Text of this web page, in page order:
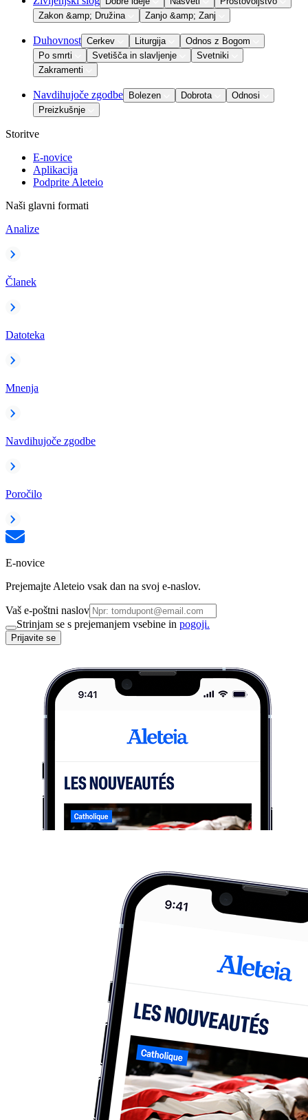
Zakon &amp; Družina
Zanjo &amp; Zanj
Duhovnost Cerkev Liturgija
Odnos z Bogom
Po smrti
Svetišča in slavljenje
Svetniki
Zakramenti
Navdihujoče zgodbe Bolezen Dobrota
Odnosi
Preizkušnje
Storitve
E-novice
Aplikacija
Podprite Aleteio
Naši glavni formati
Analize
Članek
Datoteka
Mnenja
Navdihujoče zgodbe
Poročilo
E-novice
Prejemajte Aleteio vsak dan na svoj e-naslov.
Vaš e-poštni naslov
Strinjam se s prejemanjem vsebine in pogoji.
Prijavite se